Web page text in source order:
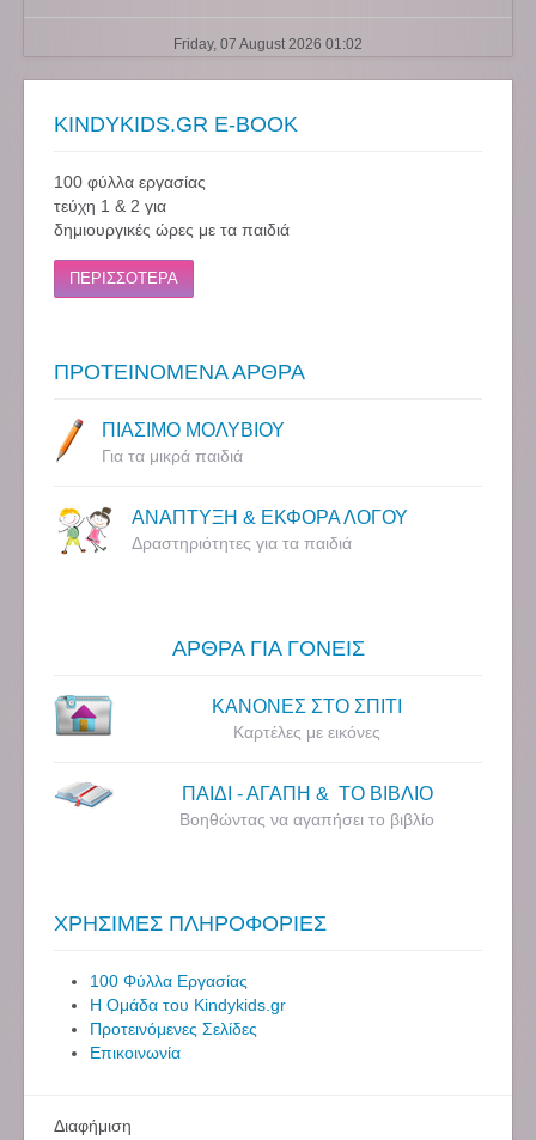
Friday, 07 August 2026 01:02
KINDYKIDS.GR E-BOOK
100 φύλλα εργασίας
τεύχη 1 & 2 για
δημιουργικές ώρες με τα παιδιά
ΠΕΡΙΣΣΟΤΕΡΑ
ΠΡΟΤΕΙΝΟΜΕΝΑ ΑΡΘΡΑ
ΠΙΑΣΙΜΟ ΜΟΛΥΒΙΟΥ
Για τα μικρά παιδιά
ΑΝΑΠΤΥΞΗ & ΕΚΦΟΡΑ ΛΟΓΟΥ
Δραστηριότητες για τα παιδιά
ΑΡΘΡΑ ΓΙΑ ΓΟΝΕΙΣ
ΚΑΝΟΝΕΣ ΣΤΟ ΣΠΙΤΙ
Καρτέλες με εικόνες
ΠΑΙΔΙ - ΑΓΑΠΗ & ΤΟ ΒΙΒΛΙΟ
Βοηθώντας να αγαπήσει το βιβλίο
ΧΡΗΣΙΜΕΣ ΠΛΗΡΟΦΟΡΙΕΣ
100 Φύλλα Εργασίας
Η Ομάδα του Kindykids.gr
Προτεινόμενες Σελίδες
Επικοινωνία
Διαφήμιση